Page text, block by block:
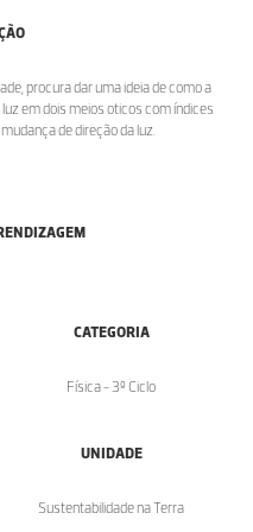
procura dar uma ideia de como a
em dois meios oticos com índices
de direção da luz.
CATEGORIA
Física - 3º Ciclo
UNIDADE
Sustentabilidade na Terra